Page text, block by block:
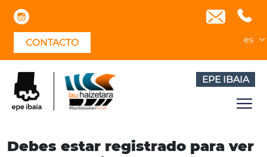
Skip
contentCONTACTO es
EPE IBAIA
Debes estar registrado para ver